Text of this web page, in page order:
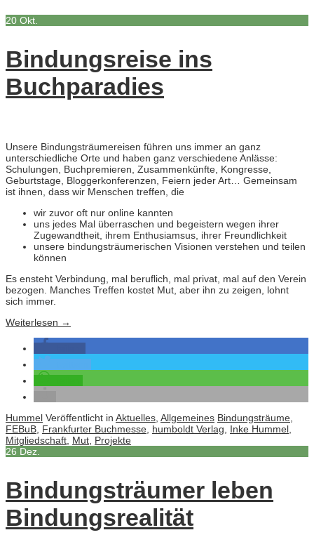
20 Okt.
Bindungsreise ins
Buchparadies
Unsere Bindungsträumereisen führen uns immer an ganz
unterschiedliche Orte und haben ganz verschiedene Anlässe:
Schulungen, Buchpremieren, Zusammenkünfte, Kongresse,
Geburtstage, Bloggerkonferenzen, Feiern jeder Art… Gemeinsam
ist ihnen, dass wir Menschen treffen, die
wir zuvor oft nur online kannten
uns jedes Mal überraschen und begeistern wegen ihrer
Zugewandtheit, ihrem Enthusiamsus, ihrer Freundlichkeit
unsere bindungsträumerischen Visionen verstehen und teilen
können
Es ensteht Verbindung, mal beruflich, mal privat, mal auf den Verein
bezogen. Manches Treffen kostet Mut, aber ihn zu zeigen, lohnt
sich immer.
Weiterlesen →
Hummel Veröffentlicht in Aktuelles, Allgemeines Bindungsträume,
FEBuB, Frankfurter Buchmesse, humboldt Verlag, Inke Hummel,
Mitgliedschaft, Mut, Projekte
26 Dez.
Bindungsträumer leben
Bindungsrealität